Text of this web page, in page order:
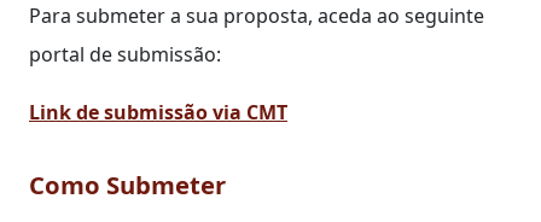
Para submeter a sua proposta, aceda ao seguinte
portal de submissão:
Link de submissão via CMT
Como Submeter